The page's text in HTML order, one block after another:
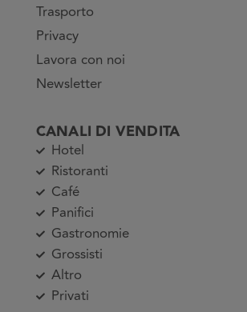
Trasporto
Privacy
Lavora con noi
Newsletter
CANALI DI VENDITA
Hotel
Ristoranti
Café
Panifici
Gastronomie
Grossisti
Altro
Privati